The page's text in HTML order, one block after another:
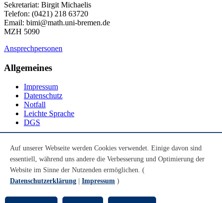
Sekretariat: Birgit Michaelis
Telefon: (0421) 218 63720
Email: bimi@math.uni-bremen.de
MZH 5090
Ansprechpersonen
Allgemeines
Impressum
Datenschutz
Notfall
Leichte Sprache
DGS
Youtube
Instagram
LinkedIn
Auf unserer Webseite werden Cookies verwendet. Einige davon sind
essentiell, während uns andere die Verbesserung und Optimierung der
Website im Sinne der Nutzenden ermöglichen. (
Datenschutzerklärung
Impressum )